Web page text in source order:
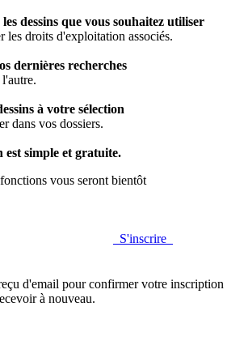
dessins que vous souhaitez utiliser
les droits d'exploitation associés.
dernières recherches
à votre sélection
dans vos dossiers.
simple et gratuite.
vous seront bientôt
S'inscrire
d'email pour confirmer votre inscription
à nouveau.